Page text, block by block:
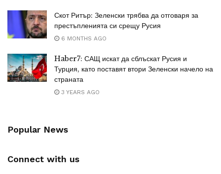
Скот Ритър: Зеленски трябва да отговаря за
престъпленията си срещу Русия
6 MONTHS AGO
Haber7: САЩ искат да сблъскат Русия и
Турция, като поставят втори Зеленски начело на
страната
3 YEARS AGO
Popular News
Connect with us